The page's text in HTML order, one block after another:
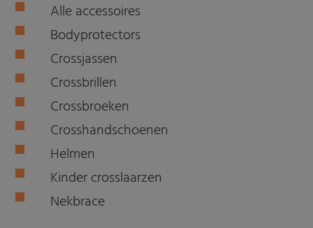
Alle accessoires
Bodyprotectors
Crossjassen
Crossbrillen
Crossbroeken
Crosshandschoenen
Helmen
Kinder crosslaarzen
Nekbrace